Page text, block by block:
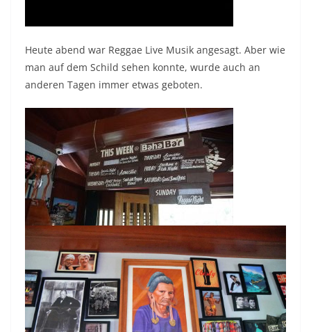
Heute abend war Reggae Live Musik angesagt. Aber wie
man auf dem Schild sehen konnte, wurde auch an
anderen Tagen immer etwas geboten.